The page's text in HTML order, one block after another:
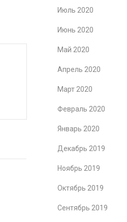
Июль 2020
Июнь 2020
Май 2020
Апрель 2020
Март 2020
Февраль 2020
Январь 2020
Декабрь 2019
Ноябрь 2019
Октябрь 2019
Сентябрь 2019